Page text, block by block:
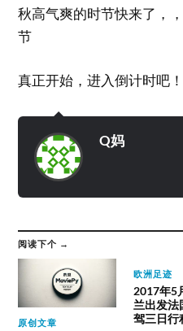
秋高气爽的时节快来了，
节
真正开始，进入倒计时吧！
Q妈
阅读下个 →
原创文章
欧洲足迹
2017年5
兰出发法
驾三日行